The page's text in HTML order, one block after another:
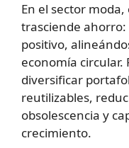
En el sector
trasciende
positivo,
economía circular.
diversificar
reutilizables,
obsolescencia y
crecimiento.